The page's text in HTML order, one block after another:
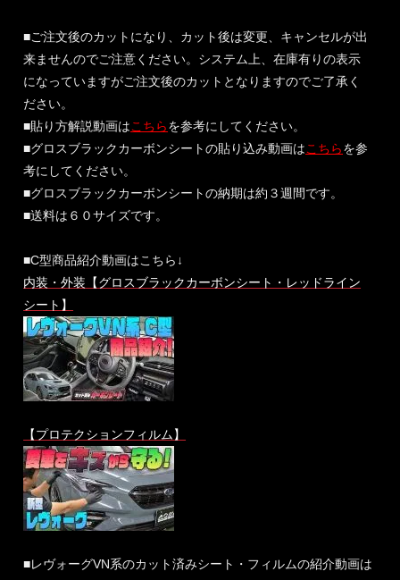
■ご注文後のカットになり、カット後は変更、キャンセルが出
来ませんのでご注意ください。システム上、在庫有りの表示
になっていますがご注文後のカットとなりますのでご了承く
ださい。
■貼り方解説動画はこちらを参考にしてください。
■グロスブラックカーボンシートの貼り込み動画はこちらを参
考にしてください。
■グロスブラックカーボンシートの納期は約３週間です。
■送料は６０サイズです。
■C型商品紹介動画はこちら↓
内装・外装【グロスブラックカーボンシート・レッドライン
シート】
【プロテクションフィルム】
■レヴォーグVN系のカット済みシート・フィルムの紹介動画は